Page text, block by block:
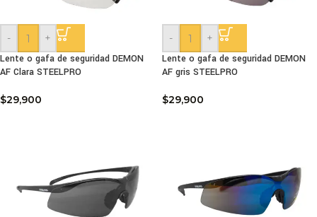
-
+
Lente o gafa de seguridad DEMON
AF Clara STEELPRO
$29,900
-
+
Lente o gafa de seguridad DEMON
AF gris STEELPRO
$29,900